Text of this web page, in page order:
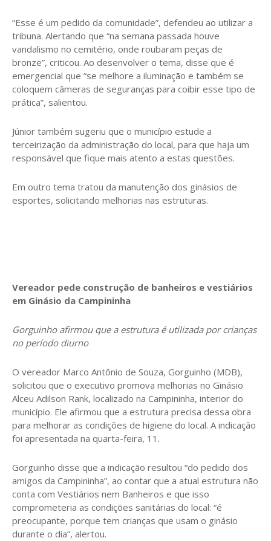
“Esse é um pedido da comunidade”, defendeu ao utilizar a
tribuna. Alertando que “na semana passada houve
vandalismo no cemitério, onde roubaram peças de
bronze”, criticou. Ao desenvolver o tema, disse que é
emergencial que “se melhore a iluminação e também se
coloquem câmeras de seguranças para coibir esse tipo de
prática”, salientou.
Júnior também sugeriu que o município estude a
terceirização da administração do local, para que haja um
responsável que fique mais atento a estas questões.
Em outro tema tratou da manutenção dos ginásios de
esportes, solicitando melhorias nas estruturas.
Vereador pede construção de banheiros e vestiários
em Ginásio da Campininha
Gorguinho afirmou que a estrutura é utilizada por crianças
no período diurno
O vereador Marco Antônio de Souza, Gorguinho (MDB),
solicitou que o executivo promova melhorias no Ginásio
Alceu Adilson Rank, localizado na Campininha, interior do
município. Ele afirmou que a estrutura precisa dessa obra
para melhorar as condições de higiene do local. A indicação
foi apresentada na quarta-feira, 11.
Gorguinho disse que a indicação resultou “do pedido dos
amigos da Campininha”, ao contar que a atual estrutura não
conta com Vestiários nem Banheiros e que isso
comprometeria as condições sanitárias do local: “é
preocupante, porque tem crianças que usam o ginásio
durante o dia”, alertou.